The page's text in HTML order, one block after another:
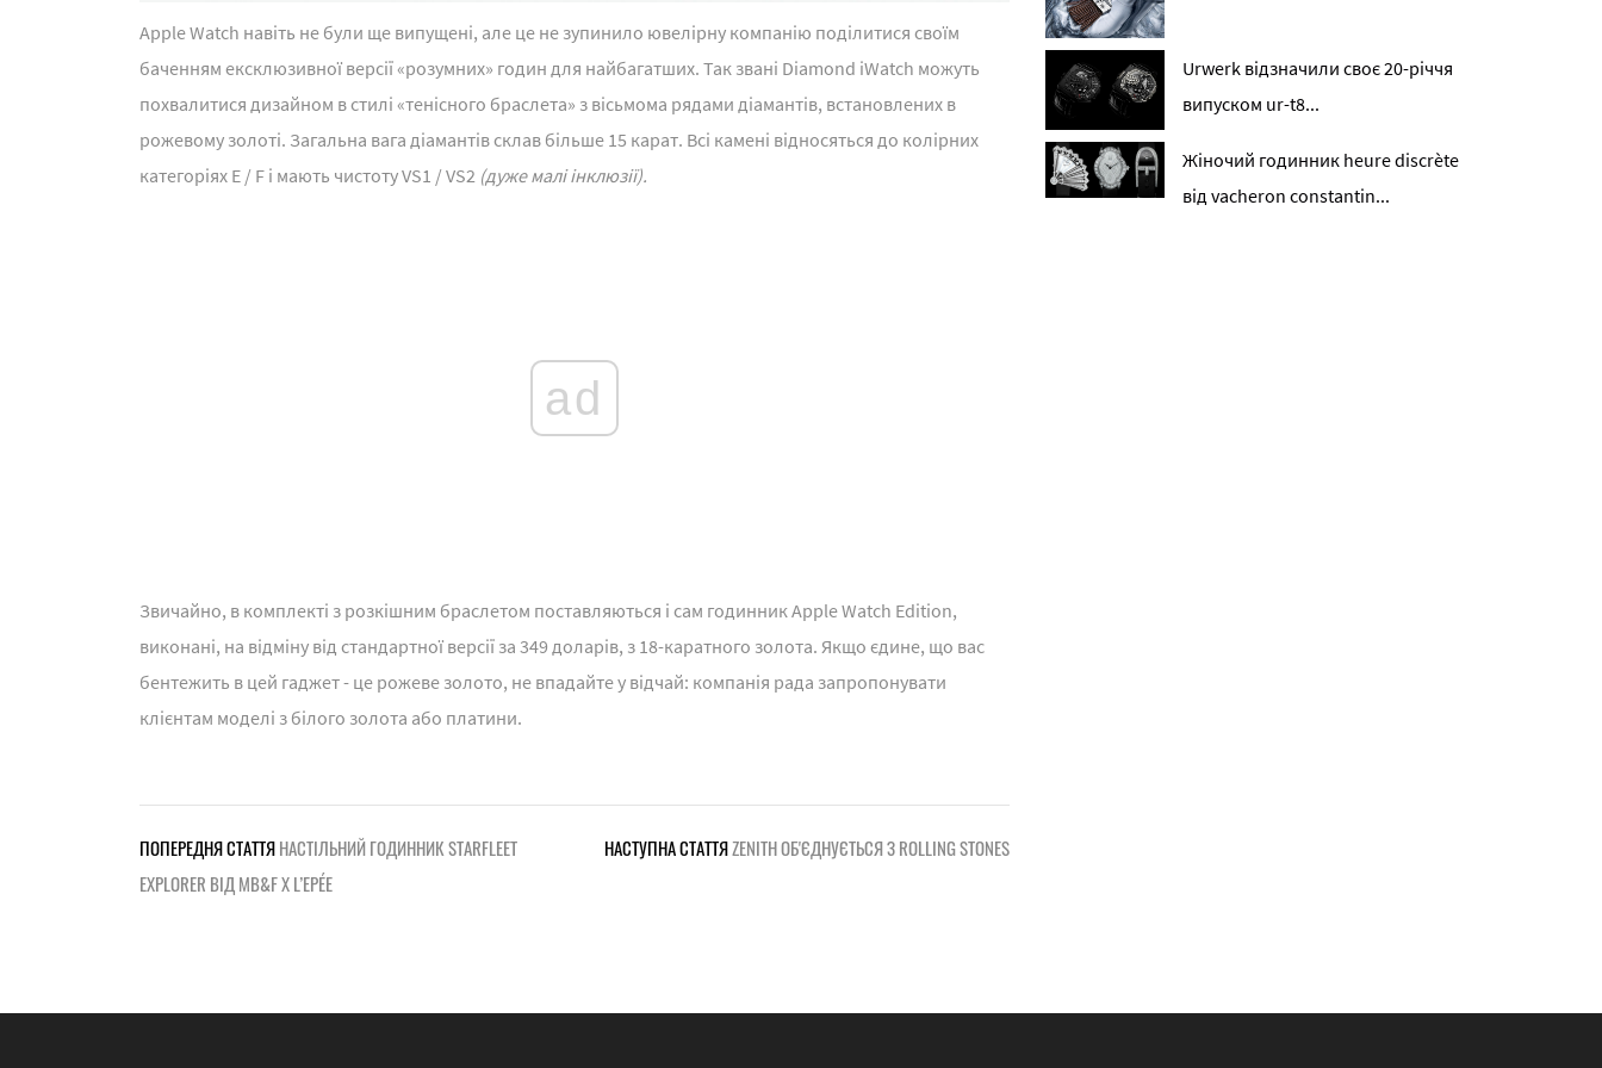
Apple Watch навіть не були ще випущені, але це не зупинило ювелірну компанію поділитися своїм
баченням ексклюзивної версії «розумних» годин для найбагатших. Так звані Diamond iWatch можуть
похвалитися дизайном в стилі «тенісного браслета» з вісьмома рядами діамантів, встановлених в
рожевому золоті. Загальна вага діамантів склав більше 15 карат. Всі камені відносяться до колірних
категоріях E / F і мають чистоту VS1 / VS2 (дуже малі інклюзії).
ad
Звичайно, в комплекті з розкішним браслетом поставляються і сам годинник Apple Watch Edition,
виконані, на відміну від стандартної версії за 349 доларів, з 18-каратного золота. Якщо єдине, що вас
бентежить в цей гаджет - це рожеве золото, не впадайте у відчай: компанія рада запропонувати
клієнтам моделі з білого золота або платини.
ПОПЕРЕДНЯ СТАТТЯНАСТІЛЬНИЙ ГОДИННИК STARFLEET
EXPLORER ВІД MB&F X L’EPÉE
НАСТУПНА СТАТТЯZENITH ОБ'ЄДНУЄТЬСЯ З ROLLING STONES
Urwerk відзначили своє 20-річчя
випуском ur-t8...
Жіночий годинник heure discrète
від vacheron constantin...